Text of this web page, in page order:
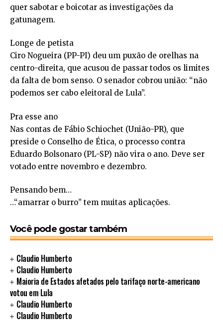
quer sabotar e boicotar as investigações da
gatunagem.
Longe de petista
Ciro Nogueira (PP-PI) deu um puxão de orelhas na
centro-direita, que acusou de passar todos os limites
da falta de bom senso. O senador cobrou união: “não
podemos ser cabo eleitoral de Lula”.
Pra esse ano
Nas contas de Fábio Schiochet (União-PR), que
preside o Conselho de Ética, o processo contra
Eduardo Bolsonaro (PL-SP) não vira o ano. Deve ser
votado entre novembro e dezembro.
Pensando bem…
…“amarrar o burro” tem muitas aplicações.
Você pode gostar também
Claudio Humberto
Claudio Humberto
Maioria de Estados afetados pelo tarifaço norte-americano
votou em Lula
Claudio Humberto
Claudio Humberto